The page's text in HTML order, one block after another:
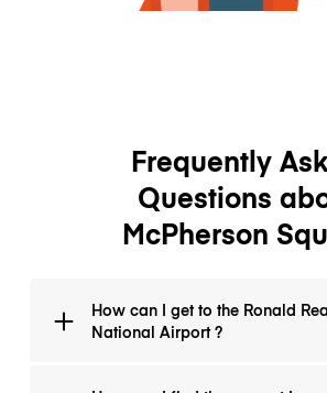
Frequently
Questions
McPherson
How can I get to the Ronald
National Airport ?